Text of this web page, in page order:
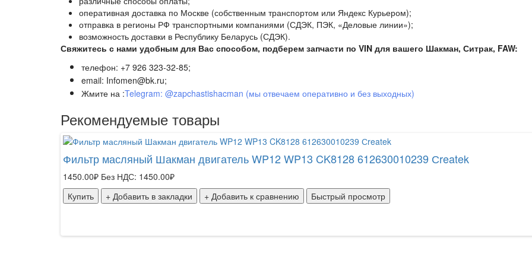
оперативная доставка по Москве (собственным транспортом или Яндекс Курьером);
отправка в регионы РФ транспортными компаниями (СДЭК, ПЭК, «Деловые линии»);
возможность доставки в Республику Беларусь (СДЭК).
Свяжитесь с нами удобным для Вас способом, подберем запчасти по VIN для вашего Шакман, Ситрак, FAW:
телефон: +7 926 323-32-85;
email: Infomen@bk.ru;
Жмите на :Telegram: @zapchastishacman (мы отвечаем оперативно и без выходных)
Рекомендуемые товары
Фильтр масляный Шакман двигатель WP12 WP13 CK8128 612630010239 Сreatek
1450.00₽ Без НДС: 1450.00₽
Купить
+ Добавить в закладки + Добавить к сравнению Быстрый просмотр